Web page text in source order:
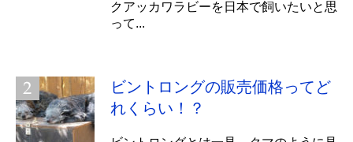
クアッカワラビーを日本で飼いたいと思
って...
ビントロングの販売価格ってど
れくらい！？